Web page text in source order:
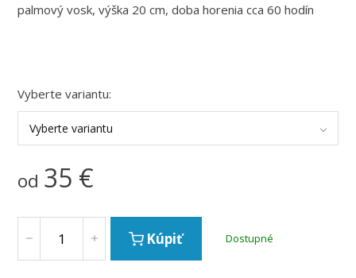
palmový vosk, výška 20 cm, doba horenia cca 60 hodín
Vyberte variantu:
Vyberte variantu
od 35 €
Kúpiť Dostupné